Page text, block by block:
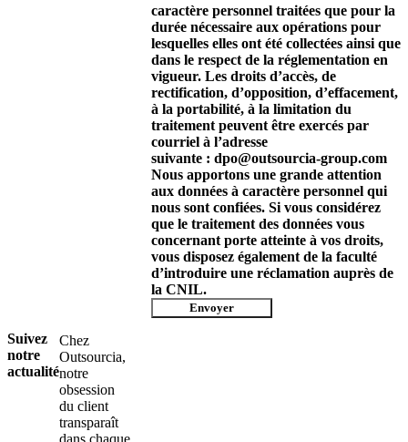
caractère personnel traitées que pour la
durée nécessaire aux opérations pour
lesquelles elles ont été collectées ainsi que
dans le respect de la réglementation en
vigueur. Les droits d’accès, de
rectification, d’opposition, d’effacement,
à la portabilité, à la limitation du
traitement peuvent être exercés par
courriel à l’adresse
suivante : dpo@outsourcia-group.com
Nous apportons une grande attention
aux données à caractère personnel qui
nous sont confiées. Si vous considérez
que le traitement des données vous
concernant porte atteinte à vos droits,
vous disposez également de la faculté
d’introduire une réclamation auprès de
la CNIL.
Envoyer
Suivez
notre
actualité
Chez
Outsourcia,
notre
obsession
du client
transparaît